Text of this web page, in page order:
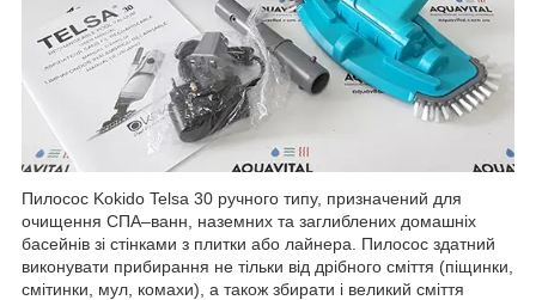
Пилосос Kokido Telsa 30 ручного типу, призначений для
очищення СПА–ванн, наземних та заглиблених домашніх
басейнів зі стінками з плитки або лайнера. Пилосос здатний
виконувати прибирання не тільки від дрібного сміття (піщинки,
смітинки, мул, комахи), а також збирати і великий сміття